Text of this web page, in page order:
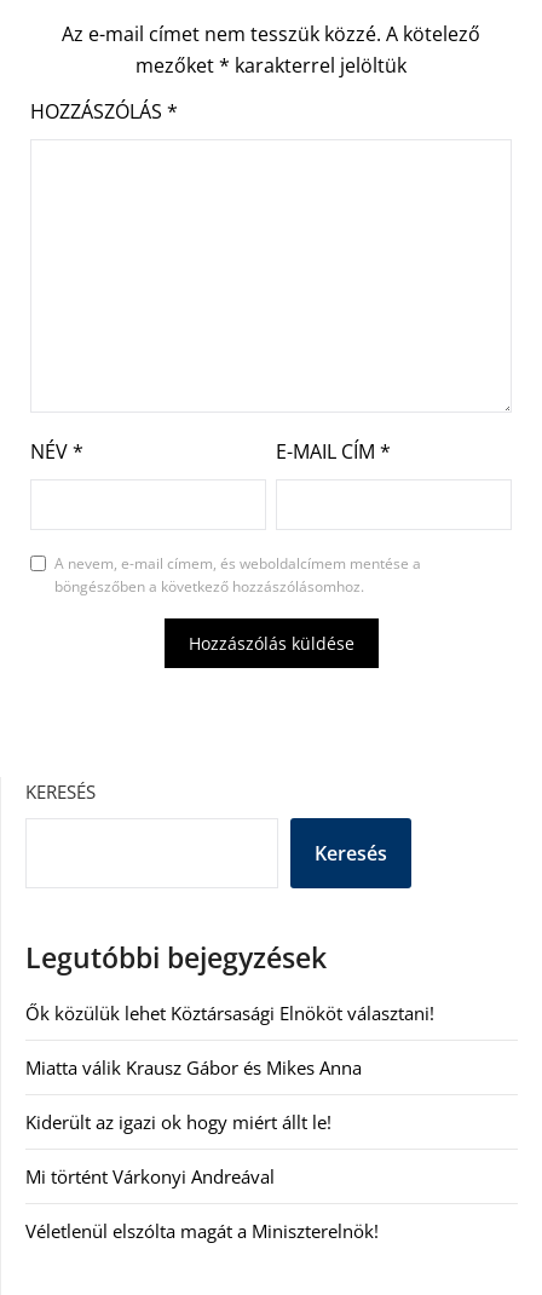
Az e-mail címet nem tesszük közzé. A kötelező
mezőket* karakterrel jelöltük
HOZZÁSZÓLÁS *
NÉV* E-MAIL CÍM *
A nevem, e-mail címem, és weboldalcímem mentése a
böngészőben a következő hozzászólásomhoz.
KERESÉS
Keresés
Legutóbbi bejegyzések
Ők közülük lehet Köztársasági Elnököt választani!
Miatta válik Krausz Gábor és Mikes Anna
Kiderült az igazi ok hogy miért állt le!
Mi történt Várkonyi Andreával
Véletlenül elszólta magát a Miniszterelnök!